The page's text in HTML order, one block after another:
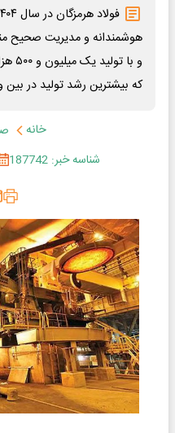
هوشمندانه و مدیریت صحیح
که بیشترین رشد تولید در بین
خانه
شناسه خبر: 187742